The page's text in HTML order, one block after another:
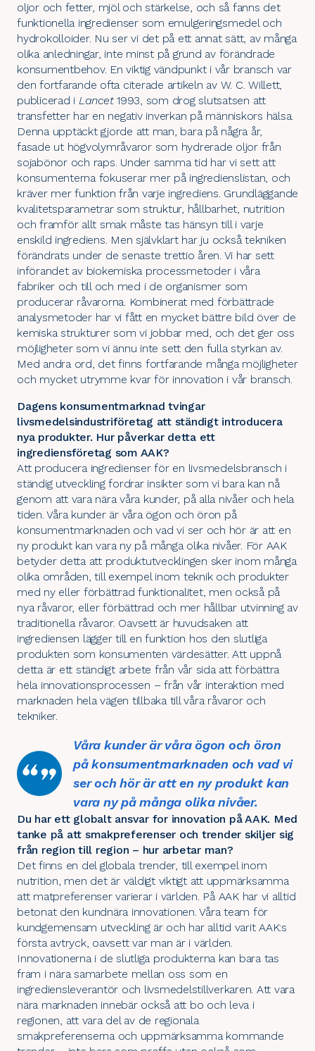
oljor och fetter, mjöl och stärkelse, och så fanns det
funktionella ingredienser som emulgeringsmedel och
hydrokolloider. Nu ser vi det på ett annat sätt, av många
olika anledningar, inte minst på grund av förändrade
konsumentbehov. En viktig vändpunkt i vår bransch var
den fortfarande ofta citerade artikeln av W. C. Willett,
publicerad i Lancet1993, som drog slutsatsen att
transfetter har en negativ inverkan på människors hälsa.
Denna upptäckt gjorde att man, bara på några år,
fasade ut högvolymråvaror som hydrerade oljor från
sojabönor och raps. Under samma tid har vi sett att
konsumenterna fokuserar mer på ingredienslistan, och
kräver mer funktion från varje ingrediens. Grundläggande
kvalitetsparametrar som struktur, hållbarhet, nutrition
och framför allt smak måste tas hänsyn till i varje
enskild ingrediens. Men självklart har ju också tekniken
förändrats under de senaste trettio åren. Vi har sett
införandet av biokemiska processmetoder i våra
fabriker och till och med i de organismer som
producerar råvarorna. Kombinerat med förbättrade
analysmetoder har vi fått en mycket bättre bild över de
kemiska strukturer som vi jobbar med, och det ger oss
möjligheter som vi ännu inte sett den fulla styrkan av.
Med andra ord, det finns fortfarande många möjligheter
och mycket utrymme kvar för innovation i vår bransch.
Dagens konsumentmarknad tvingar
livsmedelsindustriföretag att ständigt introducera
nya produkter. Hur påverkar detta ett
ingrediensföretag som AAK?
Att producera ingredienser för en livsmedelsbransch i
ständig utveckling fordrar insikter som vi bara kan nå
genom att vara nära våra kunder, på alla nivåer och hela
tiden. Våra kunder är våra ögon och öron på
konsumentmarknaden och vad vi ser och hör är att en
ny produkt kan vara ny på många olika nivåer. För AAK
betyder detta att produktutvecklingen sker inom många
olika områden, till exempel inom teknik och produkter
med ny eller förbättrad funktionalitet, men också på
nya råvaror, eller förbättrad och mer hållbar utvinning av
traditionella råvaror. Oavsett är huvudsaken att
ingrediensen lägger till en funktion hos den slutliga
produkten som konsumenten värdesätter. Att uppnå
detta är ett ständigt arbete från vår sida att förbättra
hela innovationsprocessen – från vår interaktion med
marknaden hela vägen tillbaka till våra råvaror och
tekniker.
Våra kunder är våra ögon och öron
på konsumentmarknaden och vad vi
ser och hör är att en ny produkt kan
vara ny på många olika nivåer.
Du har ett globalt ansvar for innovation på AAK. Med
tanke på att smakpreferenser och trender skiljer sig
från region till region – hur arbetar man?
Det finns en del globala trender, till exempel inom
nutrition, men det är väldigt viktigt att uppmärksamma
att matpreferenser varierar i världen. På AAK har vi alltid
betonat den kundnära innovationen. Våra team för
kundgemensam utveckling är och har alltid varit AAK:s
första avtryck, oavsett var man är i världen.
Innovationerna i de slutliga produkterna kan bara tas
fram i nära samarbete mellan oss som en
ingrediensleverantör och livsmedelstillverkaren. Att vara
nära marknaden innebär också att bo och leva i
regionen, att vara del av de regionala
smakpreferenserna och uppmärksamma kommande